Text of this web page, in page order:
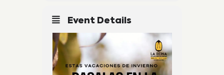
Event Details